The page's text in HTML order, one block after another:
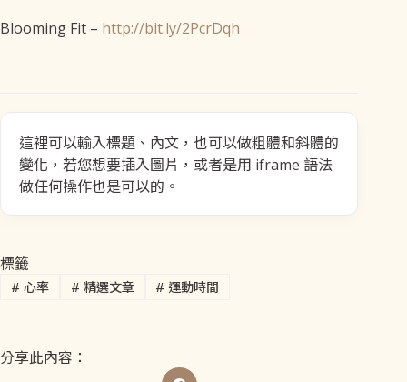
Blooming Fit – http://bit.ly/2PcrDqh
這裡可以輸入標題、內文，也可以做粗體和斜體的
變化，若您想要插入圖片，或者是用 iframe 語法
做任何操作也是可以的。
標籤
# 心率 # 精選文章 # 運動時間
分享此內容：